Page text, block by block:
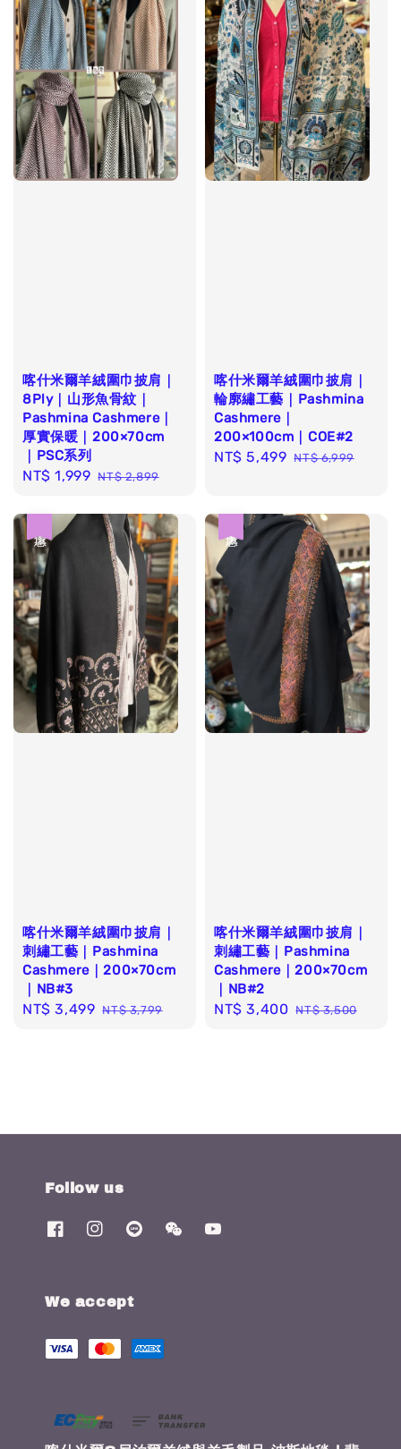
喀什米爾羊絨圍巾披肩｜
8Ply｜山形魚骨紋｜
Pashmina Cashmere｜
厚實保暖｜200×70cm
｜PSC系列
Sale
NT$ 1,999 Regular
NT$ 2,899
喀什米爾羊絨圍巾披肩｜
輪廓繡工藝｜Pashmina
Cashmere｜
200×100cm｜COE#2
Sale
NT$ 5,499 Regular
NT$ 6,999
喀什米爾羊絨圍巾披肩｜
刺繡工藝｜Pashmina
Cashmere｜200×70cm
｜NB#3
Sale
NT$ 3,499 Regular
NT$ 3,799
喀什米爾羊絨圍巾披肩｜
刺繡工藝｜Pashmina
Cashmere｜200×70cm
｜NB#2
Sale
NT$ 3,400 Regular
NT$ 3,500
Follow us
We accept